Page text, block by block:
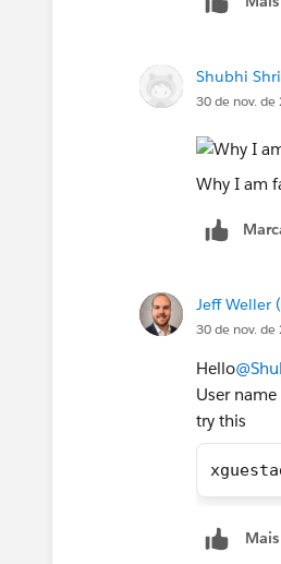
Shubhi
30 de nov. de
Why I am
Jeff Weller
30 de nov. de
Hello
User
try this